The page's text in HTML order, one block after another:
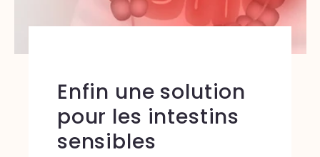
Enfin une solution
pour les intestins
sensibles